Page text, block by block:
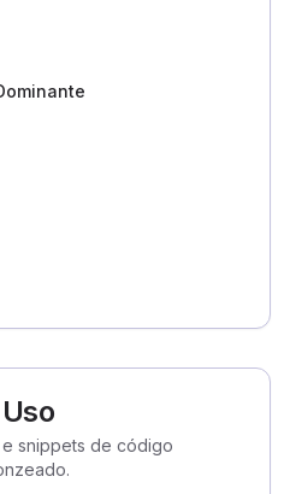
snippets de código